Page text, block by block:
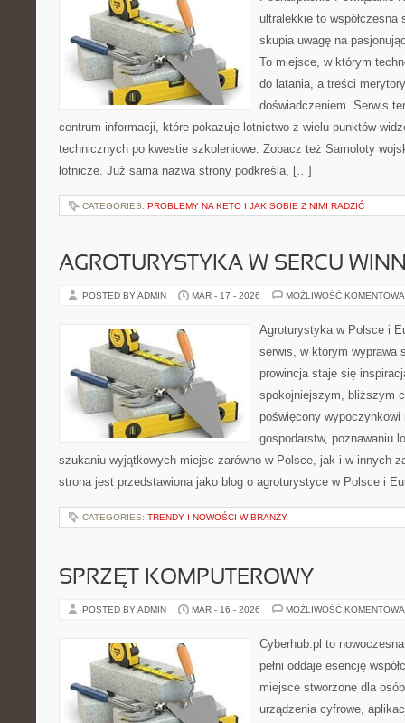
ultralekkie to współczesna
skupia uwagę na
To miejsce, w którym
do latania, a treści
doświadczeniem. Serwis
centrum informacji, które pokazuje lotnictwo z wielu punktów
technicznych po kwestie szkoleniowe. Zobacz też Samoloty
lotnicze. Już sama nazwa strony podkreśla, […]
CATEGORIES: PROBLEMY NA KETO I JAK SOBIE Z NIMI RADZIĆ
AGROTURYSTYKA W SERCU
POSTED BY ADMIN MAR - 17 - 2026 MOŻLIWOŚĆ
Agroturystyka w Polsce i
serwis, w którym wyprawa
prowincja staje się
spokojniejszym, bliższym
poświęcony wypoczynkowi
gospodarstw, poznawaniu
szukaniu wyjątkowych miejsc zarówno w Polsce, jak i w innych
strona jest przedstawiona jako blog o agroturystyce w Polsce i
CATEGORIES: TRENDY I NOWOŚCI W BRANŻY
SPRZĘT KOMPUTEROWY
POSTED BY ADMIN MAR - 16 - 2026 MOŻLIWOŚĆ
Cyberhub.pl to
pełni oddaje esencję
miejsce stworzone dla
urządzenia cyfrowe,